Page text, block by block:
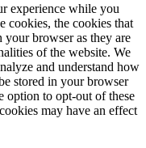
experience while you
cookies, the cookies that
your browser as they are
of the website. We
and understand how
stored in your browser
option to opt-out of these
may have an effect